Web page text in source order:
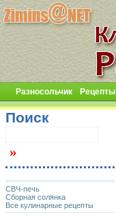
Разносольчик Рецепты
Поиск
СВЧ-печь
Сборная солянка
Все кулинарные рецепты